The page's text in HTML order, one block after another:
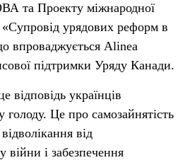
та Проекту міжнародної
урядових реформ в
впроваджується Alinea
підтримки Уряду Канади.
відповідь українців
голоду. Це про самозайнятість
від
війни і забезпечення